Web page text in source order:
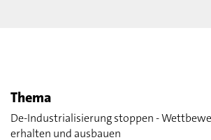
Thema
De-Industrialisierung stoppen -
erhalten und ausbauen